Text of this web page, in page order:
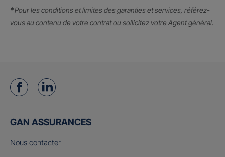
*Pour les conditions et limites des garanties et services, référez-
vous au contenu de votre contrat ou sollicitez votre Agent général.
GAN ASSURANCES
Nous contacter